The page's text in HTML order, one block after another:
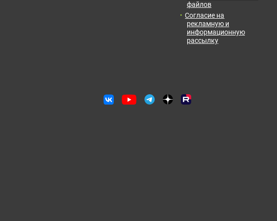
Отправить заявку
файлов
Согласие на
рекламную и
информационную
рассылку